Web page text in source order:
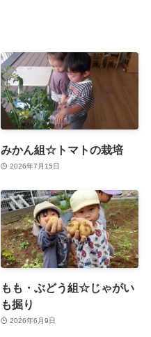
みかん組☆トマトの栽培
2026年7月15日
もも・ぶどう組☆じゃがい
も掘り
2026年6月9日